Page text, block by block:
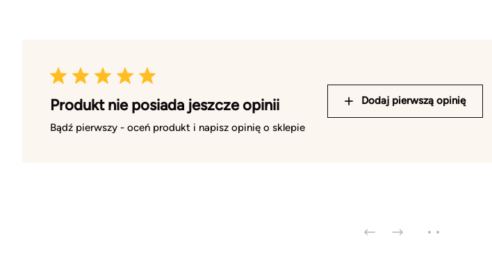
Produkt nie posiada jeszcze opinii
Bądź pierwszy - oceń produkt i napisz opinię o sklepie
Dodaj pierwszą opinię